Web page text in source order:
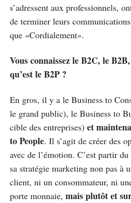
s’adressent aux professionnels,
de terminer leurs
que «Cordialement».
Vous connaissez le B2C, le
qu’est le B2P ?
En gros, il y a le Business to
le grand public), le Business to
cible des entreprises) et
to People. Il s’agit de créer des
avec de l’émotion. C’est partir du
sa stratégie marketing non pas à
client, ni un consommateur, ni
porte monnaie, mais plutôt et